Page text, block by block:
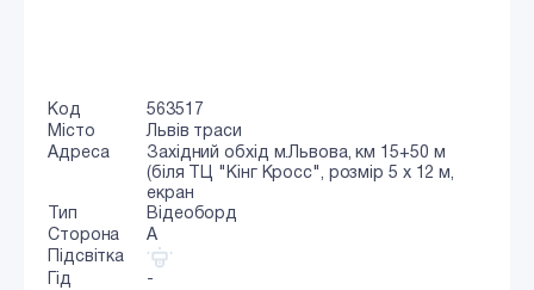
Код
563517
Місто
Львів траси
Адреса
Західний обхід м.Львова, км 15+50 м
(біля ТЦ "Кінг Кросс", розмір 5 х 12 м,
екран
Тип
Відеоборд
Сторона
A
Підсвітка
Гід
-